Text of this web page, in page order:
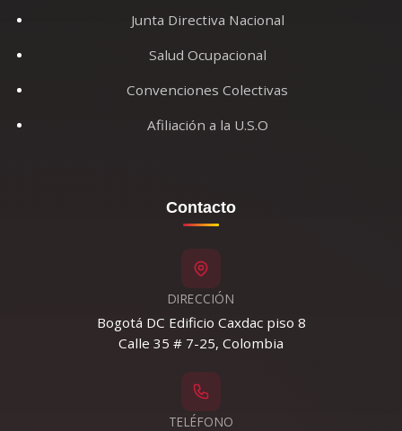
Junta Directiva Nacional
Salud Ocupacional
Convenciones Colectivas
Afiliación a la U.S.O
Contacto
DIRECCIÓN
Bogotá DC Edificio Caxdac piso 8
Calle 35 # 7-25, Colombia
TELÉFONO